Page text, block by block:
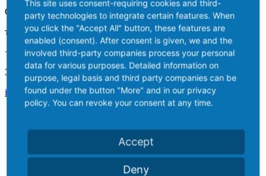
Contact
телефон:
+49 2773 9161-0
Электронная почта:
info@siemag-tecberg.com
This site uses consent-requiring cookies and third-
party technologies to integrate certain features. When
you click the "Accept All" button, these features are
enabled (consent). After consent is given, we and the
involved third-party companies process your personal
data for various purposes. Detailed information on
purpose, legal basis and third party companies can be
found under the button "More" and in our privacy
policy. You can revoke your consent at any time.
Accept
Deny